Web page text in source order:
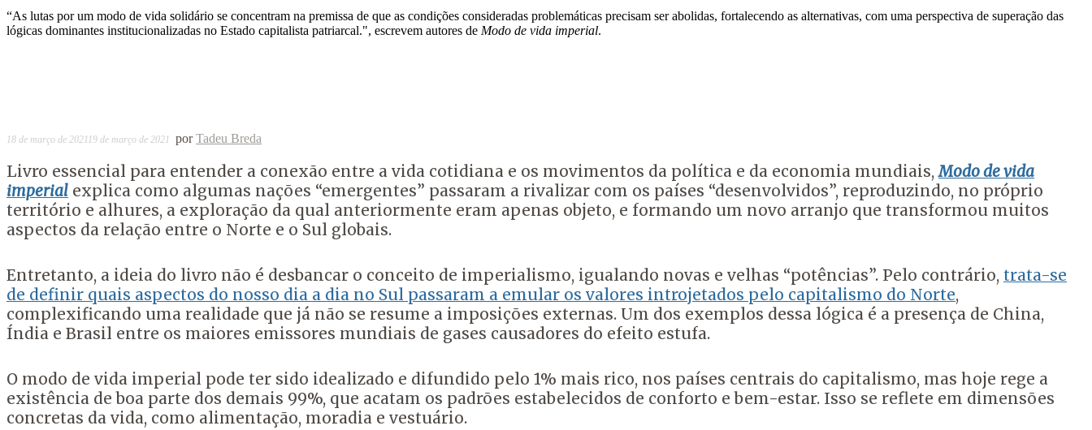
“As lutas por um modo de vida solidário se concentram na premissa de que as condições consideradas problemáticas precisam ser abolidas, fortalecendo as alternativas, com uma perspectiva de superação das
lógicas dominantes institucionalizadas no Estado capitalista patriarcal.", escrevem autores de Modo de vida imperial.
18 de março de 2021 19 de março de 2021 porTadeu Breda
Livro essencial para entender a conexão entre a vida cotidiana e os movimentos da política e da economia mundiais,Modo de vida
imperial explica como algumas nações “emergentes” passaram a rivalizar com os países “desenvolvidos”, reproduzindo, no próprio
território e alhures, a exploração da qual anteriormente eram apenas objeto, e formando um novo arranjo que transformou muitos
aspectos da relação entre o Norte e o Sul globais.
Entretanto, a ideia do livro não é desbancar o conceito de imperialismo, igualando novas e velhas “potências”. Pelo contrário, trata-se
de definir quais aspectos do nosso dia a dia no Sul passaram a emular os valores introjetados pelo capitalismo do Norte,
complexificando uma realidade que já não se resume a imposições externas. Um dos exemplos dessa lógica é a presença de China,
Índia e Brasil entre os maiores emissores mundiais de gases causadores do efeito estufa.
O modo de vida imperial pode ter sido idealizado e difundido pelo 1% mais rico, nos países centrais do capitalismo, mas hoje rege a
existência de boa parte dos demais 99%, que acatam os padrões estabelecidos de conforto e bem-estar. Isso se reflete em dimensões
concretas da vida, como alimentação, moradia e vestuário.